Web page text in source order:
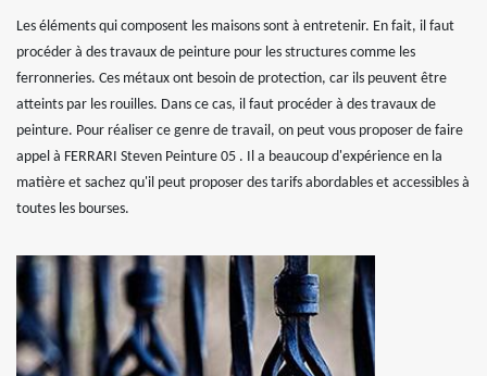
Les éléments qui composent les maisons sont à entretenir. En fait, il faut
procéder à des travaux de peinture pour les structures comme les
ferronneries. Ces métaux ont besoin de protection, car ils peuvent être
atteints par les rouilles. Dans ce cas, il faut procéder à des travaux de
peinture. Pour réaliser ce genre de travail, on peut vous proposer de faire
appel à FERRARI Steven Peinture 05 . Il a beaucoup d'expérience en la
matière et sachez qu'il peut proposer des tarifs abordables et accessibles à
toutes les bourses.